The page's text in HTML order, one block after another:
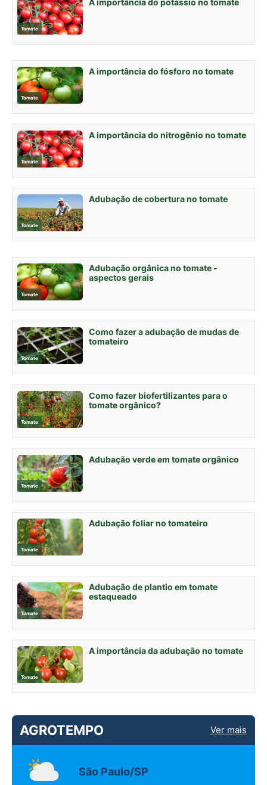
Tomate
A importância do potássio no tomate
Tomate
A importância do fósforo no tomate
Tomate
A importância do nitrogênio no tomate
Tomate
Adubação de cobertura no tomate
Tomate
Adubação orgânica no tomate -
aspectos gerais
Tomate
Como fazer a adubação de mudas de
tomateiro
Tomate
Como fazer biofertilizantes para o
tomate orgânico?
Tomate
Adubação verde em tomate orgânico
Tomate
Adubação foliar no tomateiro
Tomate
Adubação de plantio em tomate
estaqueado
Tomate
A importância da adubação no tomate
AGROTEMPO Ver mais
São Paulo/SP